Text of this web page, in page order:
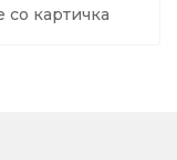
со картичка